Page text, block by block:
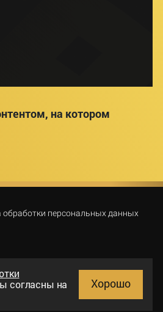
на котором
обработки персональных данных
Поиск
согласны на
Хорошо